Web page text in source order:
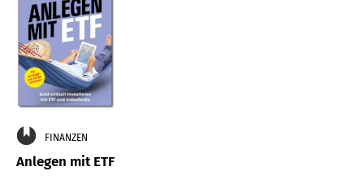
FINANZEN
Anlegen mit ETF